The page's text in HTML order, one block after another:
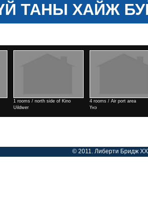
ТАНЫ ХАЙЖ
1 rooms / north side of Kino
Uildwer
4 rooms / Air port area
Үнэ
© 2011. Либерти Бридж